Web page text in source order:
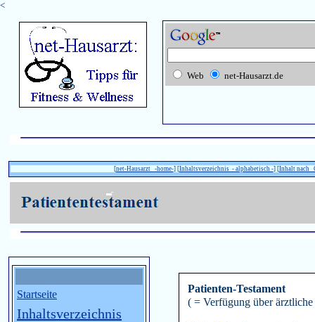
<
Web net-Hausarzt.de
[net-Hausarzt -home-] [Inhaltsverzeichnis - alphabetisch -] [Inhalt nach
Startseite
Inhaltsverzeichnis
Patienten-Testament
( = Verfügung über